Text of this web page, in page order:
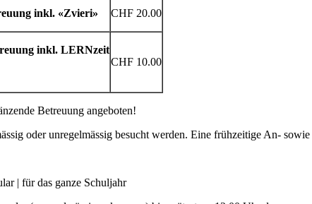
inkl. «Zvieri» CHF 20.00
inkl. LERNzeit
CHF 10.00
Betreuung angeboten!
oder unregelmässig besucht werden. Eine frühzeitige An-
| für das ganze Schuljahr